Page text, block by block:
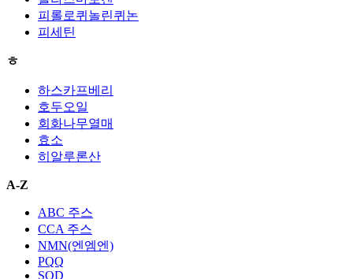
피롤로퀴놀린퀴논
피세틴
ㅎ
하스카프베리
호두오일
회화나무열매
효소
히알루론산
A-Z
ABC 주스
CCA 주스
NMN(엔엠엔)
PQQ
SOD